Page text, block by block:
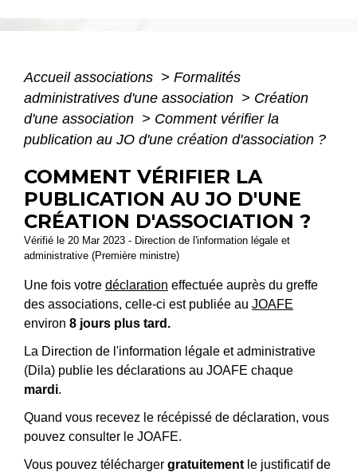
Accueil associations > Formalités
administratives d'une association > Création
d'une association > Comment vérifier la
publication au JO d'une création d'association ?
COMMENT VÉRIFIER LA
PUBLICATION AU JO D'UNE
CRÉATION D'ASSOCIATION ?
Vérifié le 20 Mar 2023 - Direction de l'information légale et
administrative (Première ministre)
Une fois votre déclaration effectuée auprès du greffe
des associations, celle-ci est publiée au JOAFE
environ 8 jours plus tard.
La Direction de l'information légale et administrative
(Dila) publie les déclarations au JOAFE chaque
mardi.
Quand vous recevez le récépissé de déclaration, vous
pouvez consulter le JOAFE.
Vous pouvez télécharger gratuitementle justificatif de